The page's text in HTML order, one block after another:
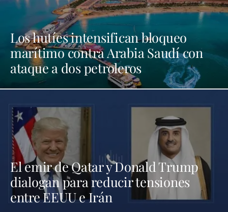
Los hutíes intensifican bloqueo
marítimo contra Arabia Saudí con
ataque a dos petroleros
El emir de Qatar y Donald Trump
dialogan para reducir tensiones
entre EEUU e Irán